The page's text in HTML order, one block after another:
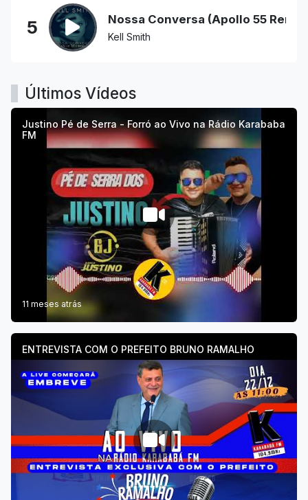
5 Nossa Conversa (Apollo 55
Kell Smith
Últimos Vídeos
Justino Pé de Serra - Forró ao Vivo na Rádio Karababa
FM
11 meses atrás
ENTREVISTA COM O PREFEITO BRUNO RAMALHO